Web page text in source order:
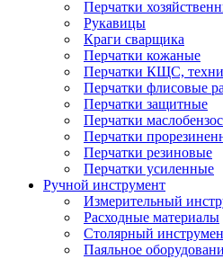
Перчатки
Рукавицы
Краги сварщика
Перчатки кожаные
Перчатки КЩС,
Перчатки флисовые
Перчатки защитные
Перчатки
Перчатки
Перчатки резиновые
Перчатки усиленные
Ручной инструмент
Измерительный
Расходные материалы
Столярный
Паяльное